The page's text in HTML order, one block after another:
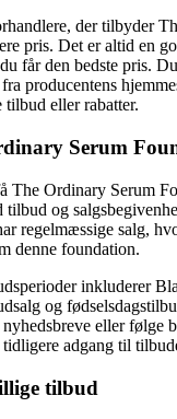
der tilbyder
pris. Det er altid en
får den bedste pris.
producentens
eller rabatter.
Serum
The Ordinary Serum
tilbud og
regelmæssige salg,
denne foundation.
inkluderer
og
nyhedsbreve eller følge
adgang til
tilbud